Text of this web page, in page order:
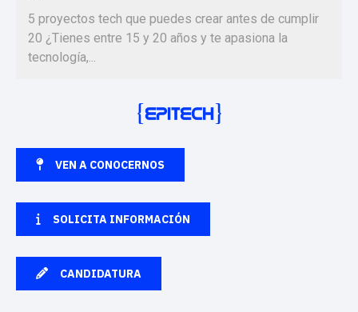
5 proyectos tech que puedes crear antes de cumplir
20 ¿Tienes entre 15 y 20 años y te apasiona la
tecnología,...
VEN A CONOCERNOS
SOLICITA INFORMACIÓN
CANDIDATURA